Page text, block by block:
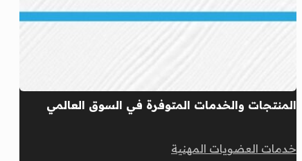
المنتجات والخدمات المتوفرة في السوق العالمي
خدمات العضويات المهنية